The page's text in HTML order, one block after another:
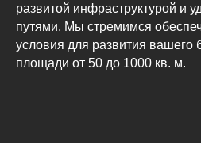
развитой инфраструктурой и
путями. Мы стремимся
условия для развития вашего
площади от 50 до 1000 кв. м.